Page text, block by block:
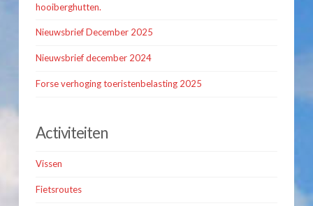
hooiberghutten.
Nieuwsbrief December 2025
Nieuwsbrief december 2024
Forse verhoging toeristenbelasting 2025
Activiteiten
Vissen
Fietsroutes